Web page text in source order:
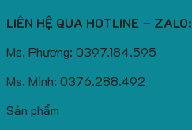
LIÊN HỆ QUA HOTLINE – ZALO:
Ms. Phương: 0397.184.595
Ms. Minh: 0376.288.492
Sản phẩm